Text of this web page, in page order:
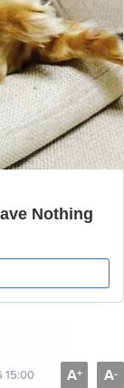
15:00 A+ A-